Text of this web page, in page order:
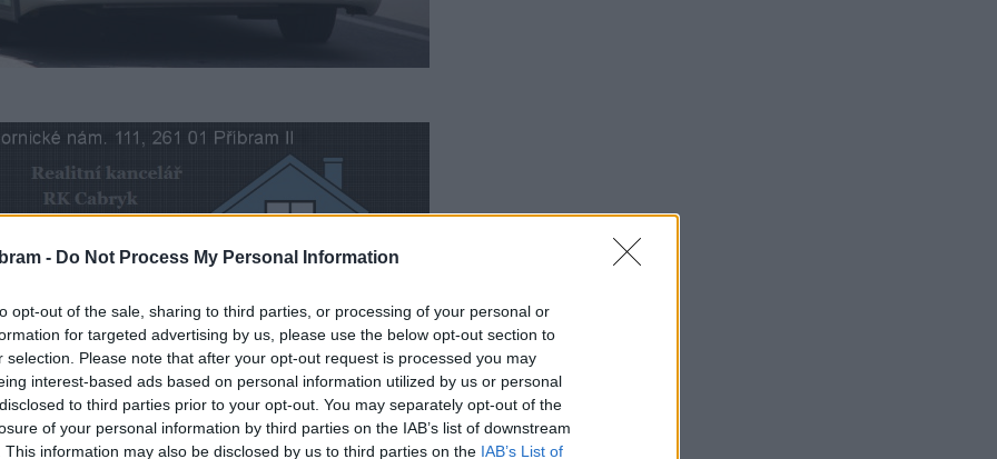
- Do Not Process My Personal Information
opt-out of the sale, sharing to third parties, or processing of your personal or
for targeted advertising by us, please use the below opt-out section to
selection. Please note that after your opt-out request is processed you may
interest-based ads based on personal information utilized by us or personal
to third parties prior to your opt-out. You may separately opt-out of the
of your personal information by third parties on the IAB’s list of downstream
This information may also be disclosed by us to third parties on the IAB’s List of
bude na základě rozhodnutí Krizového štábu
ve veřejné autobusové dopravě předními
ohledem na oboustrannou ochranu nadále využívali
říká hejtmanka Jaroslava Pokorná Jermanová. Krajští